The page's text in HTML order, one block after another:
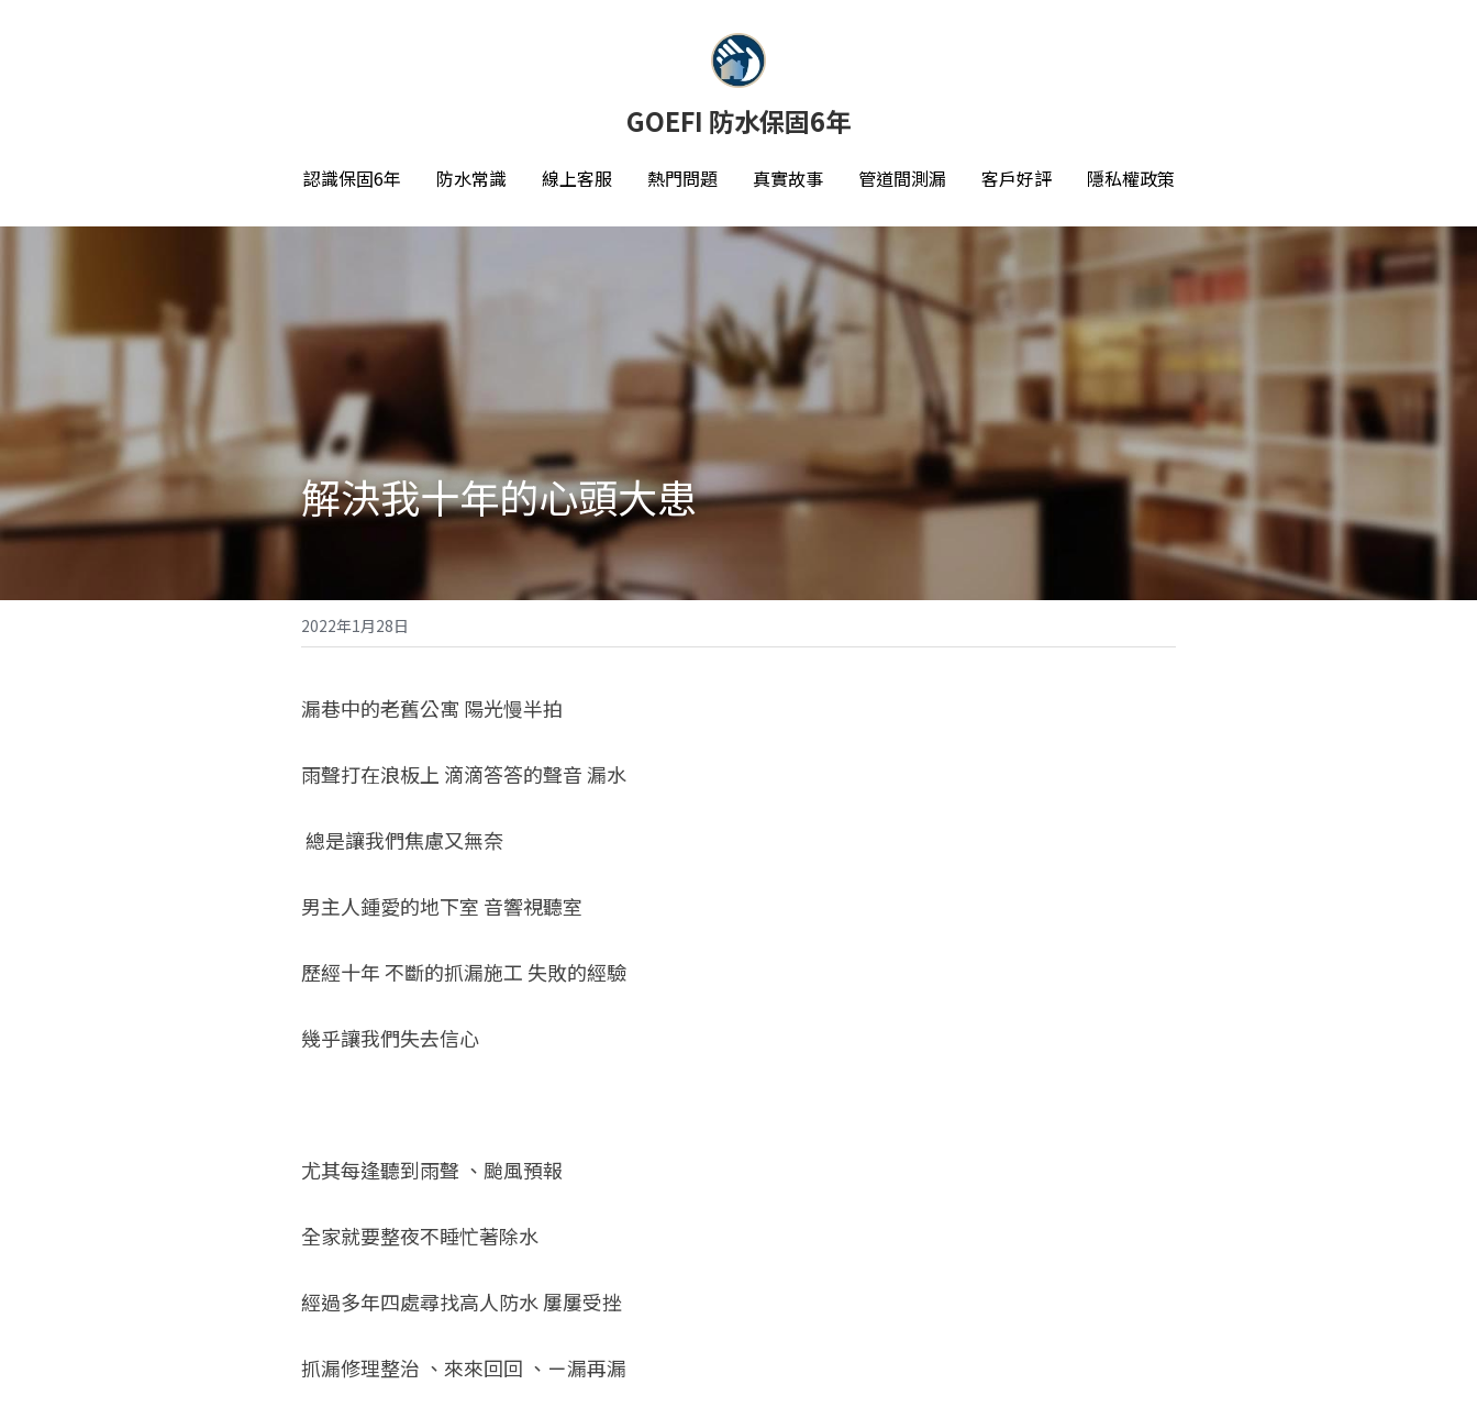
GOEFI 防水保固6年
認識保固6年 防水常識 線上客服 熱門問題 真實故事 管道間測漏 客戶好評 隱私權政策
GOEFI 防水保固6年
認識保固6年 防水常識 線上客服 熱門問題 真實故事 管道間測漏 客戶好評 隱私權政策
解決我十年的心頭大患
2022年1月28日
漏巷中的老舊公寓 陽光慢半拍
雨聲打在浪板上 滴滴答答的聲音 漏水
總是讓我們焦慮又無奈
男主人鍾愛的地下室 音響視聽室
歷經十年 不斷的抓漏施工 失敗的經驗
幾乎讓我們失去信心
尤其每逢聽到雨聲 、颱風預報
全家就要整夜不睡忙著除水
經過多年四處尋找高人防水 屢屢受挫
抓漏修理整治 、來來回回 、ㄧ漏再漏